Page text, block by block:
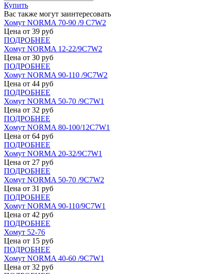
Купить
Вас также могут заинтересовать
Хомут NORMA 70-90 /9 С7W2
Цена от 39 руб
ПОДРОБНЕЕ
Хомут NORMA 12-22/9С7W2
Цена от 30 руб
ПОДРОБНЕЕ
Хомут NORMA 90-110 /9С7W2
Цена от 44 руб
ПОДРОБНЕЕ
Хомут NORMA 50-70 /9С7W1
Цена от 32 руб
ПОДРОБНЕЕ
Хомут NORMA 80-100/12С7W1
Цена от 64 руб
ПОДРОБНЕЕ
Хомут NORMA 20-32/9С7W1
Цена от 27 руб
ПОДРОБНЕЕ
Хомут NORMA 50-70 /9С7W2
Цена от 31 руб
ПОДРОБНЕЕ
Хомут NORMA 90-110/9С7W1
Цена от 42 руб
ПОДРОБНЕЕ
Хомут 52-76
Цена от 15 руб
ПОДРОБНЕЕ
Хомут NORMA 40-60 /9С7W1
Цена от 32 руб